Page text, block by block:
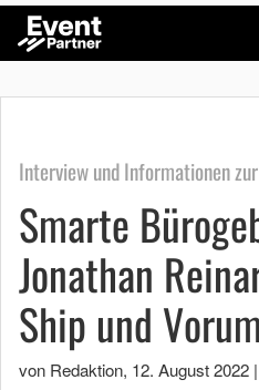
Interview und Informationen
Smarte
Jonathan
Ship und Vorum
von Redaktion, 12. August 2022 |